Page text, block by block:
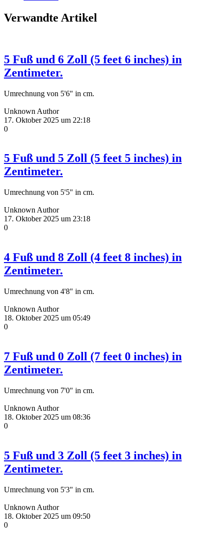
Verwandte Artikel
5 Fuß und 6 Zoll (5 feet 6 inches) in
Zentimeter.
Umrechnung von 5'6" in cm.
Unknown Author
17. Oktober 2025 um 22:18
0
5 Fuß und 5 Zoll (5 feet 5 inches) in
Zentimeter.
Umrechnung von 5'5" in cm.
Unknown Author
17. Oktober 2025 um 23:18
0
4 Fuß und 8 Zoll (4 feet 8 inches) in
Zentimeter.
Umrechnung von 4'8" in cm.
Unknown Author
18. Oktober 2025 um 05:49
0
7 Fuß und 0 Zoll (7 feet 0 inches) in
Zentimeter.
Umrechnung von 7'0" in cm.
Unknown Author
18. Oktober 2025 um 08:36
0
5 Fuß und 3 Zoll (5 feet 3 inches) in
Zentimeter.
Umrechnung von 5'3" in cm.
Unknown Author
18. Oktober 2025 um 09:50
0